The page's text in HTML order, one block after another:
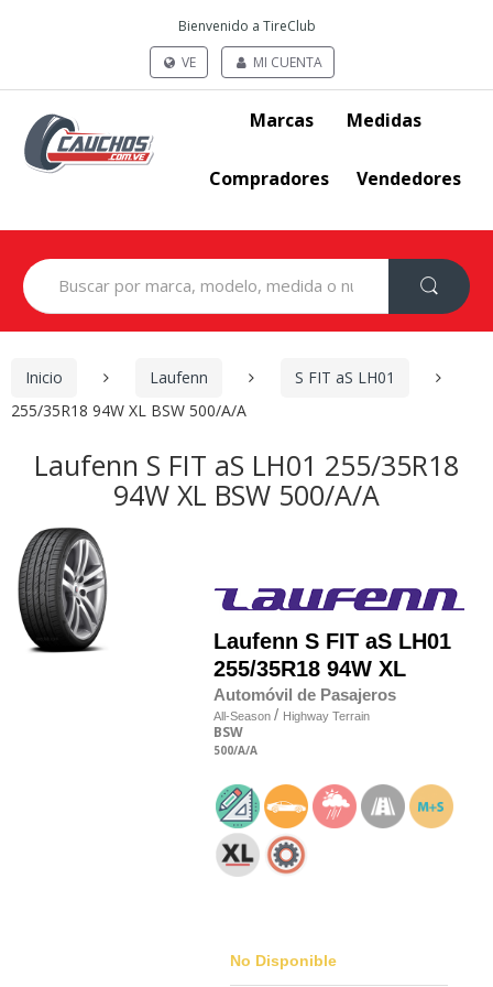
Bienvenido a TireClub
VE
MI CUENTA
Marcas Medidas
Compradores Vendedores
Search
for:
Inicio Laufenn
S FIT aS LH01
255/35R18 94W XL BSW 500/A/A
Laufenn S FIT aS LH01 255/35R18
94W XL BSW 500/A/A
Laufenn S FIT aS LH01
255/35R18 94W XL
Automóvil de Pasajeros
All-Season / Highway Terrain
BSW
500/A/A
No Disponible